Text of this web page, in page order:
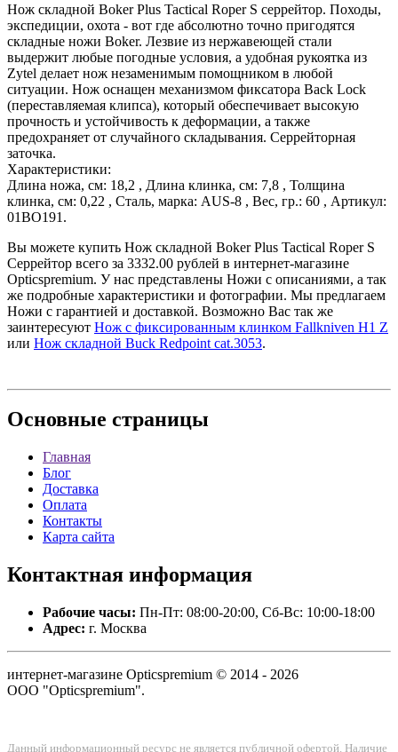
Нож складной Boker Plus Tactical Roper S серрейтор. Походы,
экспедиции, охота - вот где абсолютно точно пригодятся
складные ножи Boker. Лезвие из нержавеющей стали
выдержит любые погодные условия, а удобная рукоятка из
Zytel делает нож незаменимым помощником в любой
ситуации. Нож оснащен механизмом фиксатора Back Lock
(переставляемая клипса), который обеспечивает высокую
прочность и устойчивость к деформации, а также
предохраняет от случайного складывания. Серрейторная
заточка.
Характеристики:
Длина ножа, см: 18,2 , Длина клинка, см: 7,8 , Толщина
клинка, см: 0,22 , Сталь, марка: AUS-8 , Вес, гр.: 60 , Артикул:
01BO191.
Вы можете купить Нож складной Boker Plus Tactical Roper S
Серрейтор всего за 3332.00 рублей в интернет-магазине
Opticspremium. У нас представлены Ножи с описаниями, а так
же подробные характеристики и фотографии. Мы предлагаем
Ножи с гарантией и доставкой. Возможно Вас так же
заинтересуют Нож с фиксированным клинком Fallkniven H1 Z
или Нож складной Buck Redpoint cat.3053.
Основные страницы
Главная
Блог
Доставка
Оплата
Контакты
Карта сайта
Контактная информация
Рабочие часы: Пн-Пт: 08:00-20:00, Сб-Вс: 10:00-18:00
Адрес: г. Москва
интернет-магазине Opticspremium © 2014 - 2026
ООО "Opticspremium".
Данный информационный ресурс не является публичной офертой. Наличие